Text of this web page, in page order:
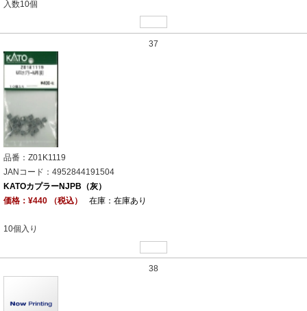
入数10個
37
品番：Z01K1119
JANコード：4952844191504
KATOカプラーNJPB（灰）
価格：¥440 （税込）
在庫：在庫あり
10個入り
38